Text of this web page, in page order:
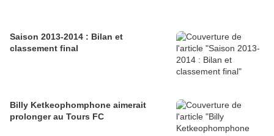
Saison 2013-2014 : Bilan et
classement final
Billy Ketkeophomphone aimerait
prolonger au Tours FC